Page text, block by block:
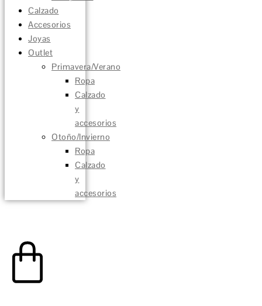
Calzado
Accesorios
Joyas
Outlet
Primavera/Verano
Ropa
Calzado
y
accesorios
Otoño/Invierno
Ropa
Calzado
y
accesorios